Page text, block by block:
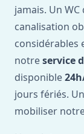
jamais. Un
canalisation
considérables
notreservice
disponible
jours fériés.
mobiliser